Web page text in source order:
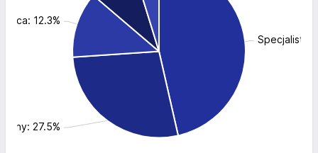
Specjalista
27.5%
12.3%